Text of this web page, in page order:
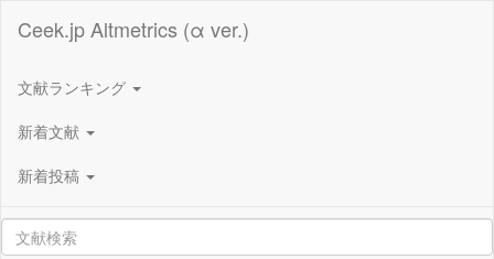
Ceek.jp Altmetrics (α ver.)
文献ランキング
新着文献
新着投稿